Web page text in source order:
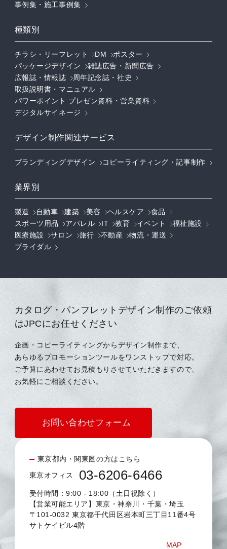
事例集・施工事例集
種類別
チラシ・リーフレット DM
ポスター
パッケージデザイン
雑誌広告・新聞広告
広報誌・情報誌
周年記念誌・社史
取扱説明書・マニュアル
パワーポイント プレゼン資料・営業資料
デジタルサイネージ
デザイン制作関連サービス
ブランディングデザイン コピーライティング・記事制作
業界別
製造 自動車 建築 美容 ヘルスケア
食品
スポーツ用品
アパレル IT 教育 イベント
福祉施設
医療施設
サロン 旅行 不動産
物流・運送
ブライダル
カタログ・パンフレットデザイン制作のご依頼
はJPCにお任せください
企画・コピーライティングからデザイン制作まで、
あらゆるプロモーションツールをワンストップで対応。
ご予算にあわせてお見積もりさせていただきますので、
お気軽にご相談ください。
お問い合わせフォーム
東京都内・関東圏の方はこちら
東京オフィス 03-6206-6466
受付時間：9:00 - 18:00（土日祝除く）
【営業可能エリア】東京・神奈川・千葉・埼玉
〒101-0032 東京都千代田区岩本町三丁目11番4号
サトケイビル4階
MAP